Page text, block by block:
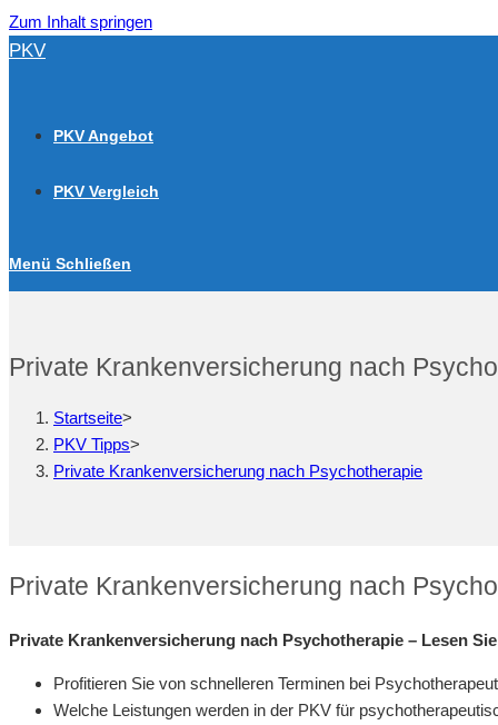
Zum Inhalt springen
PKV
PKV Angebot
PKV Vergleich
Menü Schließen
Private Krankenversicherung nach
Startseite>
PKV Tipps>
Private Krankenversicherung nach Psychotherapie
Private Krankenversicherung nach
Private Krankenversicherung nach Psychotherapie – Lesen
Profitieren Sie von schnelleren Terminen bei
Welche Leistungen werden in der PKV für